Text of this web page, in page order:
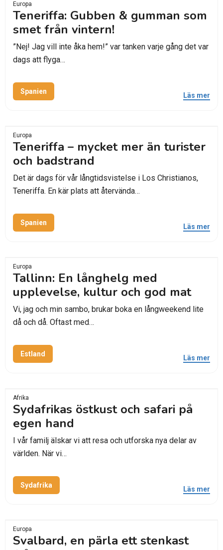
Europa
Teneriffa: Gubben & gumman som
smet från vintern!
”Nej! Jag vill inte åka hem!” var tanken varje gång det var
dags att flyga…
Spanien Läs mer
Europa
Teneriffa – mycket mer än turister
och badstrand
Det är dags för vår långtidsvistelse i Los Christianos,
Teneriffa. En kär plats att återvända…
Spanien Läs mer
Europa
Tallinn: En långhelg med
upplevelse, kultur och god mat
Vi, jag och min sambo, brukar boka en långweekend lite
då och då. Oftast med…
Estland Läs mer
Afrika
Sydafrikas östkust och safari på
egen hand
I vår familj älskar vi att resa och utforska nya delar av
världen. När vi…
Sydafrika Läs mer
Europa
Svalbard, en pärla ett stenkast